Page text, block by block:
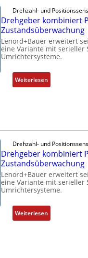
Drehzahl- und
Drehgeber kombiniert
Zustandsüberwachung
Lenord+Bauer erweitert
eine Variante mit serieller
Umrichtersysteme.
Weiterlesen:
D
g
e
b
e
k
o
b
i
Drehzahl- und
Drehgeber kombiniert
Zustandsüberwachung
Lenord+Bauer erweitert
eine Variante mit serieller
Umrichtersysteme.
Weiterlesen:
D